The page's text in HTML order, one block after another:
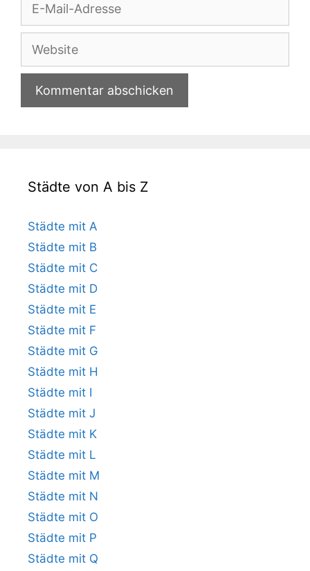
Adresse
Website
Städte von A bis Z
Städte mit A
Städte mit B
Städte mit C
Städte mit D
Städte mit E
Städte mit F
Städte mit G
Städte mit H
Städte mit I
Städte mit J
Städte mit K
Städte mit L
Städte mit M
Städte mit N
Städte mit O
Städte mit P
Städte mit Q